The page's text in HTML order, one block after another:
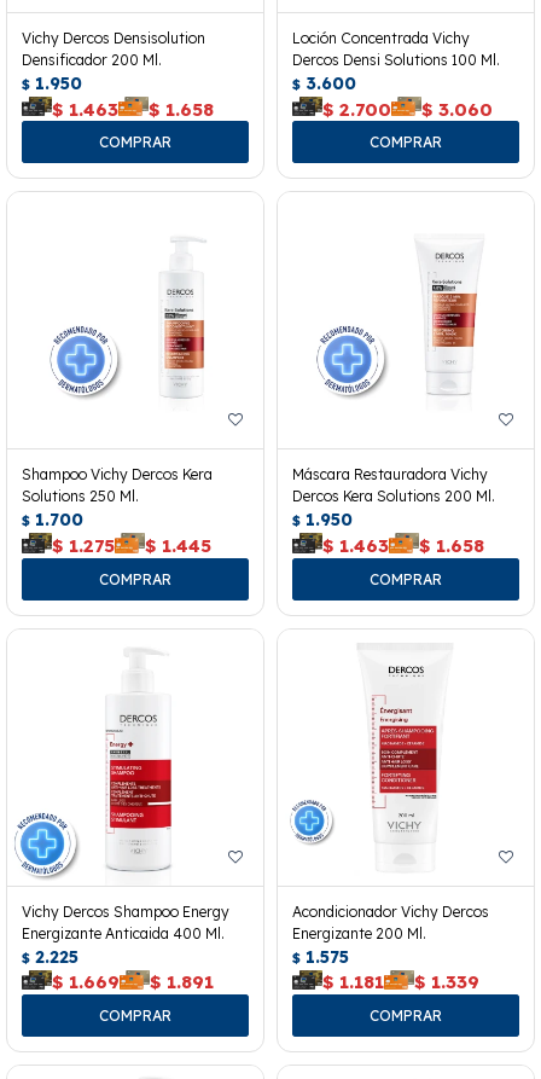
Vichy Dercos Densisolution
Densificador 200 Ml.
$ 1.950
$ 1.463 $ 1.658
Loción Concentrada Vichy
Dercos Densi Solutions 100 Ml.
$ 3.600
$ 2.700 $ 3.060
Shampoo Vichy Dercos Kera
Solutions 250 Ml.
$ 1.700
$ 1.275 $ 1.445
Máscara Restauradora Vichy
Dercos Kera Solutions 200 Ml.
$ 1.950
$ 1.463 $ 1.658
Vichy Dercos Shampoo Energy
Energizante Anticaida 400 Ml.
$ 2.225
$ 1.669 $ 1.891
Acondicionador Vichy Dercos
Energizante 200 Ml.
$ 1.575
$ 1.181 $ 1.339